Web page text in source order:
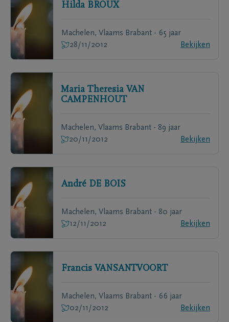
Hilda BROUX
Machelen, Vlaams Brabant - 65 jaar
28/11/2012
Bekijken
Maria Theresia VAN
CAMPENHOUT
Machelen, Vlaams Brabant - 89 jaar
20/11/2012
Bekijken
André DE BOIS
Machelen, Vlaams Brabant - 80 jaar
12/11/2012
Bekijken
Francis VANSANTVOORT
Machelen, Vlaams Brabant - 66 jaar
02/11/2012
Bekijken